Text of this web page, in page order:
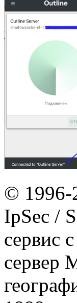
© 1996-
IpSec /
сервис
сервер